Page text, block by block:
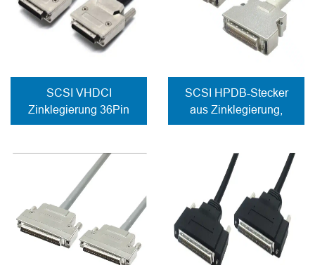
SCSI VHDCI
Zinklegierung 36Pin
Stecker Kabel Fix
SCSI HPDB-Stecker
aus Zinklegierung,
Kabel mit